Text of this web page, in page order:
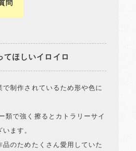
問
てほしいイロイロ
で制作されているため形や色に
類で強く擦るとカトラリーサイ
ます。
のためたくさん愛用していた